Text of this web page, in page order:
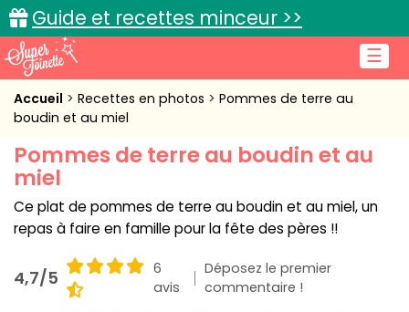
☰
Guide et recettes minceur >>
Accueil
Cuisine pratique
L'actu cuisine
Accueil Recettes en photos
Pommes de terre au
boudin et au miel
Pommes de terre au boudin et au
miel
Ce plat de pommes de terre au boudin et au miel, un
repas à faire en famille pour la fête des pères !!
4,7/5
6
avis
Déposez le premier
commentaire !